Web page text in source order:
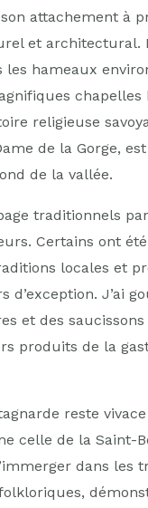
son attachement à
et architectural.
hameaux
chapelles
religieuse
de la Gorge,
de la vallée.
traditionnels
Certains ont
locales et
d’exception. J’ai
et des
produits de la
reste
celle de la Saint-
dans les